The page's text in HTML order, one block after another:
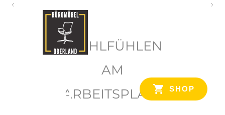
SHOP
WOHLFÜHLEN
AM
ARBEITSPLATZ